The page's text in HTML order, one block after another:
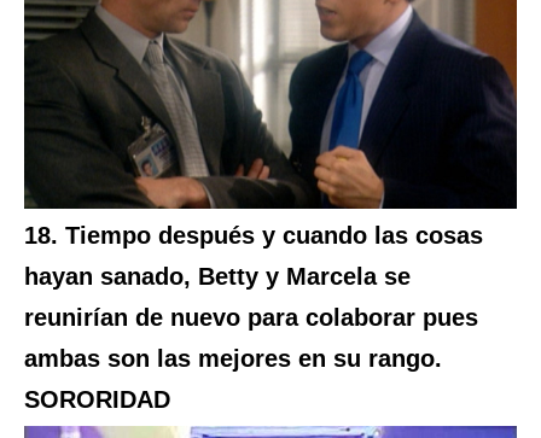
18. Tiempo después y cuando las cosas
hayan sanado, Betty y Marcela se
reunirían de nuevo para colaborar pues
ambas son las mejores en su rango.
SORORIDAD